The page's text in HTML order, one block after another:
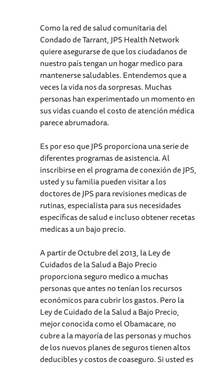
Como la red de salud comunitaria del
Condado de Tarrant, JPS Health Network
quiere asegurarse de que los ciudadanos de
nuestro país tengan un hogar medico para
mantenerse saludables. Entendemos que a
veces la vida nos da sorpresas. Muchas
personas han experimentado un momento en
sus vidas cuando el costo de atención médica
parece abrumadora.
Es por eso que JPS proporciona una serie de
diferentes programas de asistencia. Al
inscribirse en el programa de conexión de JPS,
usted y su familia pueden visitar a los
doctores de JPS para revisiones medicas de
rutinas, especialista para sus necesidades
específicas de salud e incluso obtener recetas
medicas a un bajo precio.
A partir de Octubre del 2013, la Ley de
Cuidados de la Salud a Bajo Precio
proporciona seguro medico a muchas
personas que antes no tenían los recursos
económicos para cubrir los gastos. Pero la
Ley de Cuidado de la Salud a Bajo Precio,
mejor conocida como el Obamacare, no
cubre a la mayoría de las personas y muchos
de los nuevos planes de seguros tienen altos
deducibles y costos de coaseguro. Si usted es